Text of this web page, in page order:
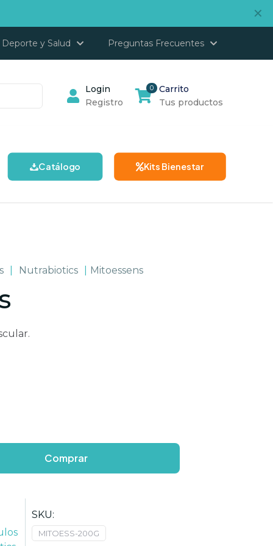
✕
Deporte y Salud Preguntas Frecuentes
Login
Registro
0
Carrito
Tus productos
Catálogo Kits Bienestar
Nutrabiotics Mitoessens
Comprar
SKU:
MITOESS-200G